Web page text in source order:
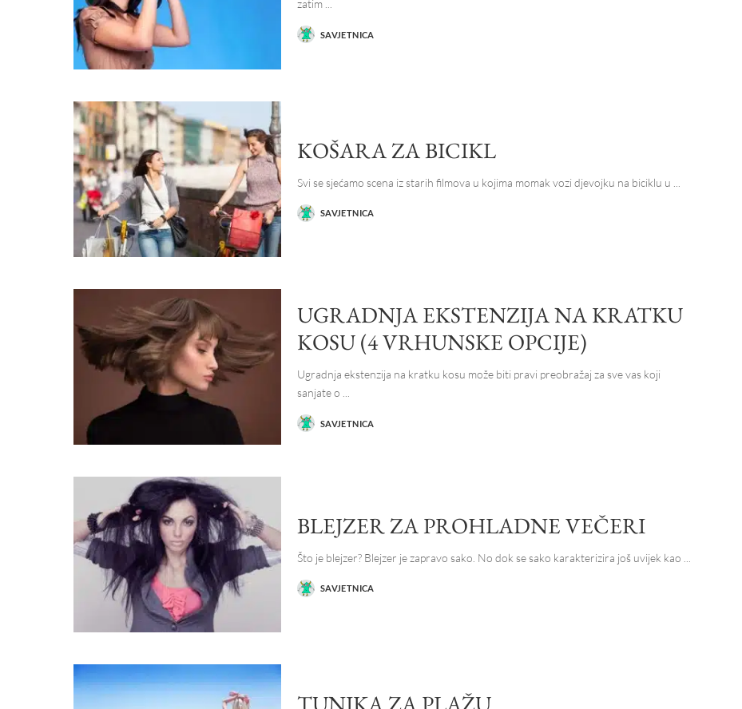
zatim
POSTED
BY
SAVJETNICA
KOŠARA ZA BICIKL
Svi se sjećamo scena iz starih filmova u kojima momak vozi djevojku na biciklu u
POSTED
BY
SAVJETNICA
UGRADNJA EKSTENZIJA NA KRATKU
KOSU (4 VRHUNSKE OPCIJE)
Ugradnja ekstenzija na kratku kosu može biti pravi preobražaj za sve vas koji
sanjate o
POSTED
BY
SAVJETNICA
BLEJZER ZA PROHLADNE VEČERI
Što je blejzer? Blejzer je zapravo sako. No dok se sako karakterizira još uvijek kao
POSTED
BY
SAVJETNICA